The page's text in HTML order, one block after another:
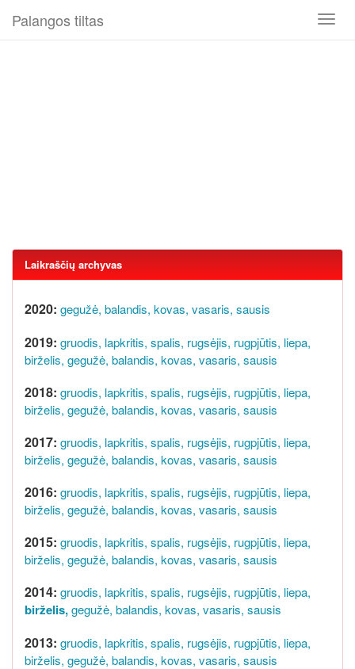
Toggle
Palangos tiltas
Laikraščių archyvas
2020: gegužė, balandis, kovas, vasaris, sausis
2019: gruodis, lapkritis, spalis, rugsėjis, rugpjūtis, liepa,
birželis, gegužė, balandis, kovas, vasaris, sausis
2018: gruodis, lapkritis, spalis, rugsėjis, rugpjūtis, liepa,
birželis, gegužė, balandis, kovas, vasaris, sausis
2017: gruodis, lapkritis, spalis, rugsėjis, rugpjūtis, liepa,
birželis, gegužė, balandis, kovas, vasaris, sausis
2016: gruodis, lapkritis, spalis, rugsėjis, rugpjūtis, liepa,
birželis, gegužė, balandis, kovas, vasaris, sausis
2015: gruodis, lapkritis, spalis, rugsėjis, rugpjūtis, liepa,
birželis, gegužė, balandis, kovas, vasaris, sausis
2014: gruodis, lapkritis, spalis, rugsėjis, rugpjūtis, liepa,
birželis,gegužė, balandis, kovas, vasaris, sausis
2013: gruodis, lapkritis, spalis, rugsėjis, rugpjūtis, liepa,
birželis, gegužė, balandis, kovas, vasaris, sausis